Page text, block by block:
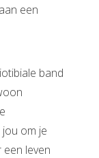
een
band
om je
leven